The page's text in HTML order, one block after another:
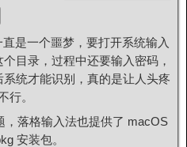
是一个噩梦，要打开系统输入
目录，过程中还要输入密码，
统才能识别，真的是让人头疼
行。
，落格输入法也提供了 macOS
安装包。